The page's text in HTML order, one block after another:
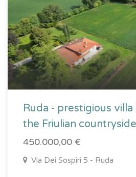
Ruda - prestigious
the Friulian countryside
450.000,00 €
Via Dei Sospiri 5 - Ruda